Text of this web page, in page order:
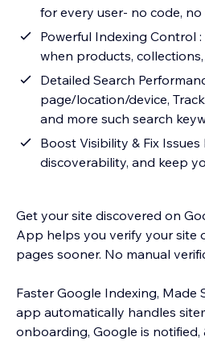
for every user- no code,
Powerful Indexing Control
when products,
Detailed Search
page/location/device,
and more such search
Boost Visibility & Fix
discoverability, and keep
Get your site discovered on
App helps you verify your site
pages sooner. No manual
Faster Google Indexing, Made
app automatically handles
onboarding, Google is